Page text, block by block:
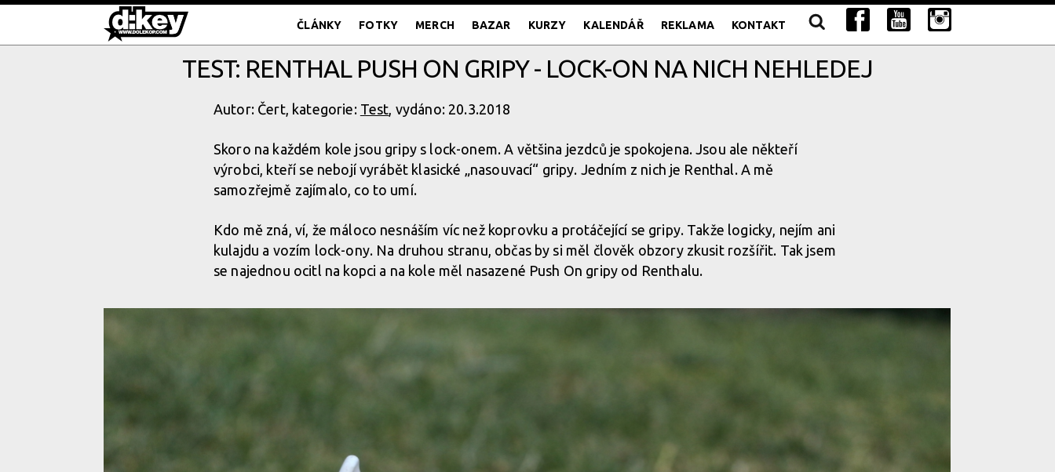
ČLÁNKY FOTKY MERCH BAZAR KURZY KALENDÁŘ REKLAMA KONTAKT
TEST: RENTHAL PUSH ON GRIPY - LOCK-ON NA NICH NEHLEDEJ
Autor: Čert, kategorie: Test, vydáno: 20.3.2018
Skoro na každém kole jsou gripy s lock-onem. A většina jezdců je spokojena. Jsou ale někteří
výrobci, kteří se nebojí vyrábět klasické „nasouvací“ gripy. Jedním z nich je Renthal. A mě
samozřejmě zajímalo, co to umí.
Kdo mě zná, ví, že máloco nesnáším víc než koprovku a protáčející se gripy. Takže logicky, nejím ani
kulajdu a vozím lock-ony. Na druhou stranu, občas by si měl člověk obzory zkusit rozšířit. Tak jsem
se najednou ocitl na kopci a na kole měl nasazené Push On gripy od Renthalu.